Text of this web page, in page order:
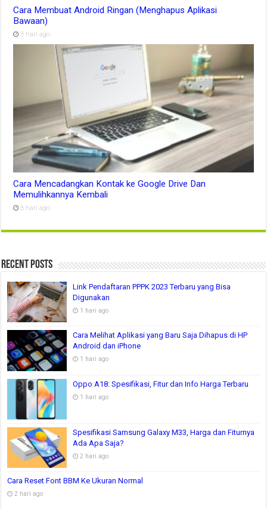
Cara Membuat Android Ringan (Menghapus Aplikasi
Bawaan)
3 hari ago
Cara Mencadangkan Kontak ke Google Drive Dan
Memulihkannya Kembali
3 hari ago
Recent Posts
Link Pendaftaran PPPK 2023 Terbaru yang Bisa
Digunakan
1 hari ago
Cara Melihat Aplikasi yang Baru Saja Dihapus di HP
Android dan iPhone
1 hari ago
Oppo A18: Spesifikasi, Fitur dan Info Harga Terbaru
1 hari ago
Spesifikasi Samsung Galaxy M33, Harga dan Fiturnya
Ada Apa Saja?
2 hari ago
Cara Reset Font BBM Ke Ukuran Normal
2 hari ago